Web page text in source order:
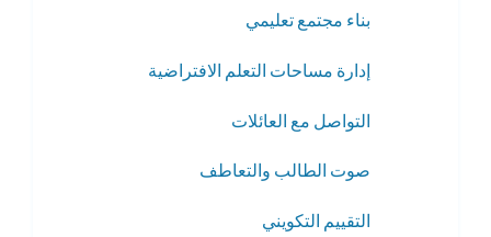
بناء مجتمع تعليمي
إدارة مساحات التعلم الافتراضية
التواصل مع العائلات
صوت الطالب والتعاطف
التقييم التكويني